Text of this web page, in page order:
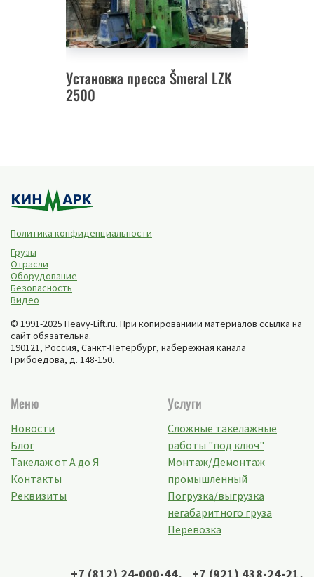
Установка пресса Šmeral LZK
2500
Политика конфиденциальности
Грузы
Отрасли
Оборудование
Безопасность
Видео
© 1991-2025 Heavy-Lift.ru. При копированиии материалов ссылка на
сайт обязательна.
190121, Россия, Санкт-Петербург, набережная канала
Грибоедова, д. 148-150.
Меню
Новости
Блог
Такелаж от А до Я
Контакты
Реквизиты
Услуги
Сложные такелажные
работы "под ключ"
Монтаж/Демонтаж
промышленный
Погрузка/выгрузка
негабаритного груза
Перевозка